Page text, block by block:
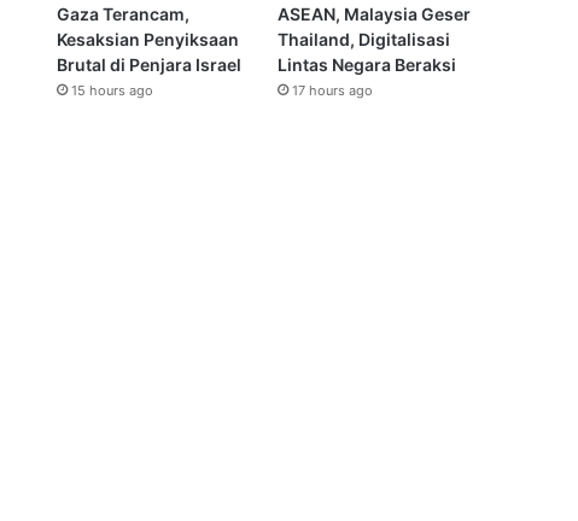
Gaza Terancam,
Kesaksian Penyiksaan
Brutal di Penjara Israel
15 hours ago
ASEAN, Malaysia Geser
Thailand, Digitalisasi
Lintas Negara Beraksi
17 hours ago